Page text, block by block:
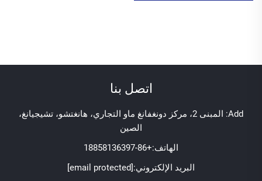
اتصل بنا
Add: المبنى 2، مركز دونغفانغ ماو التجاري، هانغتشو، تشيجيانغ،
الصين
الهاتف:+86-18858136397
البريد الإلكتروني:[email protected]